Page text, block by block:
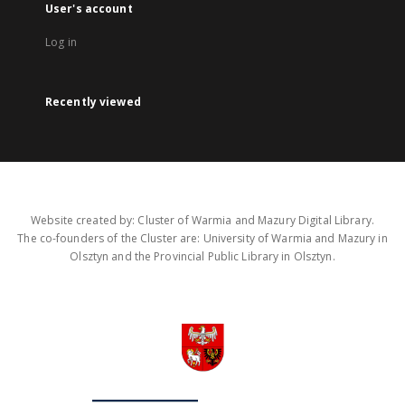
User's account
Log in
Recently viewed
Website created by: Cluster of Warmia and Mazury Digital Library.
The co-founders of the Cluster are: University of Warmia and Mazury in
Olsztyn and the Provincial Public Library in Olsztyn.